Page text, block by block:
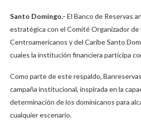
Santo Domingo.- El Banco de Reservas
estratégica con el Comité Organizador de
Centroamericanos y del Caribe Santo
cuales la institución financiera participa
Como parte de este respaldo,
campaña institucional, inspirada en la
determinación de los dominicanos para
cualquier escenario.